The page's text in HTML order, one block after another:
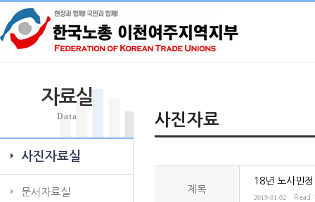
자료실
Data
사진자료실
문서자료실
사진자료
제목
18년 노사민
2019-01-02 Read